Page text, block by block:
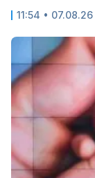
11:54 • 07.08.26